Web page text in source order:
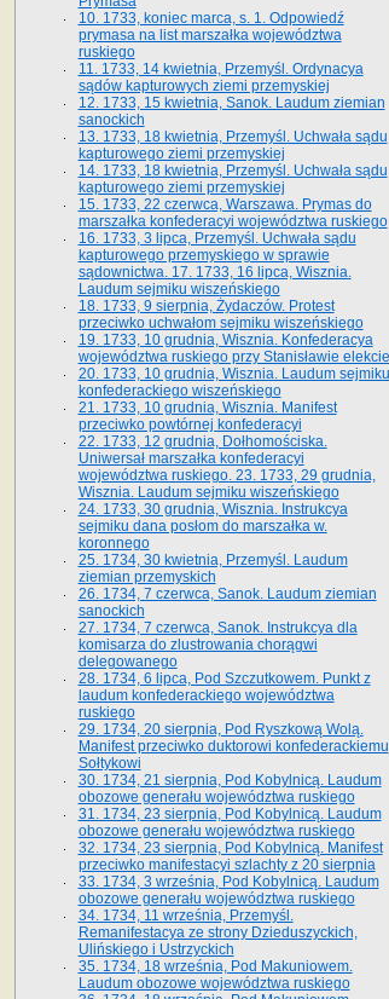
10. 1733, koniec marca, s. 1. Odpowiedź
prymasa na list marszałka województwa
ruskiego
11. 1733, 14 kwietnia, Przemyśl. Ordynacya
sądów kapturowych ziemi przemyskiej
12. 1733, 15 kwietnia, Sanok. Laudum ziemian
sanockich
13. 1733, 18 kwietnia, Przemyśl. Uchwała sądu
kapturowego ziemi przemyskiej
14. 1733, 18 kwietnia, Przemyśl. Uchwała sądu
kapturowego ziemi przemyskiej
15. 1733, 22 czerwca, Warszawa. Prymas do
marszałka konfederacyi województwa ruskiego
16. 1733, 3 lipca, Przemyśl. Uchwała sądu
kapturowego przemyskiego w sprawie
sądownictwa. 17. 1733, 16 lipca, Wisznia.
Laudum sejmiku wiszeńskiego
18. 1733, 9 sierpnia, Żydaczów. Protest
przeciwko uchwałom sejmiku wiszeńskiego
19. 1733, 10 grudnia, Wisznia. Konfederacya
województwa ruskiego przy Stanisławie elekcie
20. 1733, 10 grudnia, Wisznia. Laudum sejmiku
konfederackiego wiszeńskiego
21. 1733, 10 grudnia, Wisznia. Manifest
przeciwko powtórnej konfederacyi
22. 1733, 12 grudnia, Dołhomościska.
Uniwersał marszałka konfederacyi
województwa ruskiego. 23. 1733, 29 grudnia,
Wisznia. Laudum sejmiku wiszeńskiego
24. 1733, 30 grudnia, Wisznia. Instrukcya
sejmiku dana posłom do marszałka w.
koronnego
25. 1734, 30 kwietnia, Przemyśl. Laudum
ziemian przemyskich
26. 1734, 7 czerwca, Sanok. Laudum ziemian
sanockich
27. 1734, 7 czerwca, Sanok. Instrukcya dla
komisarza do zlustrowania chorągwi
delegowanego
28. 1734, 6 lipca, Pod Szczutkowem. Punkt z
laudum konfederackiego województwa
ruskiego
29. 1734, 20 sierpnia, Pod Ryszkową Wolą.
Manifest przeciwko duktorowi konfederackiemu
Sołtykowi
30. 1734, 21 sierpnia, Pod Kobylnicą. Laudum
obozowe generału województwa ruskiego
31. 1734, 23 sierpnia, Pod Kobylnicą. Laudum
obozowe generału województwa ruskiego
32. 1734, 23 sierpnia, Pod Kobylnicą. Manifest
przeciwko manifestacyi szlachty z 20 sierpnia
33. 1734, 3 września, Pod Kobylnicą. Laudum
obozowe generału województwa ruskiego
34. 1734, 11 września, Przemyśl.
Remanifestacya ze strony Dzieduszyckich,
Ulińskiego i Ustrzyckich
35. 1734, 18 września, Pod Makuniowem.
Laudum obozowe województwa ruskiego